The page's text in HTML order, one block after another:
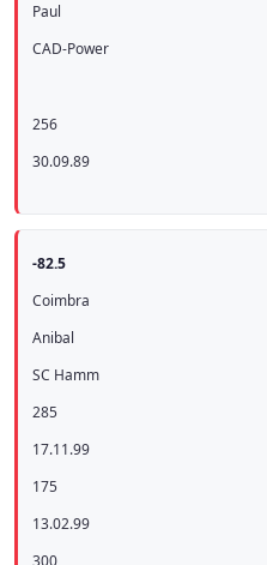
Paul
CAD-Power
256
30.09.89
-82.5
Coimbra
Anibal
SC Hamm
285
17.11.99
175
13.02.99
300